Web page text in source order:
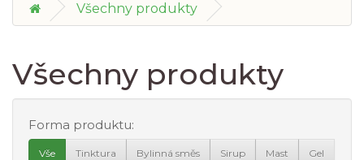
Všechny produkty
Všechny produkty
Forma produktu:
Vše Tinktura Bylinná směs Sirup Mast Gel